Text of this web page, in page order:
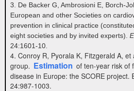
3. De Backer G, Ambrosioni E, Borch-
European and other Societies on
prevention in clinical practice
eight societies and by invited experts).
24:1601-10.
4. Conroy R, Pyorala K, Fitzgerald A, et
group. Estimation of ten-year risk of
disease in Europe: the SCORE project.
24:987-1003.